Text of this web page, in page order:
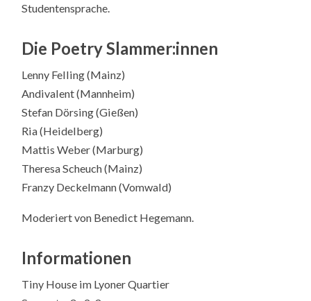
Studentensprache.
Die Poetry Slammer:innen
Lenny Felling (Mainz)
Andivalent (Mannheim)
Stefan Dörsing (Gießen)
Ria (Heidelberg)
Mattis Weber (Marburg)
Theresa Scheuch (Mainz)
Franzy Deckelmann (Vomwald)
Moderiert von Benedict Hegemann.
Informationen
Tiny House im Lyoner Quartier